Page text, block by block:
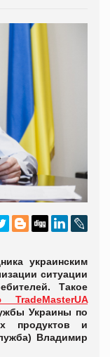
украинским
ситуации
Такое
TradeMasterUA
Украины по
продуктов и
Владимир